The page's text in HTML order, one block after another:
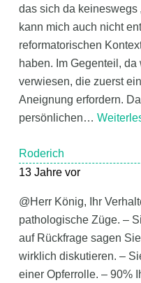
das sich da keineswegs
kann mich auch nicht
reformatorischen
haben. Im Gegenteil,
verwiesen, die zuerst
Aneignung erfordern.
persönlichen…
Roderich
13 Jahre vor
@Herr König, Ihr
pathologische Züge. –
auf Rückfrage sagen
wirklich diskutieren. –
einer Opferrolle. – 90%